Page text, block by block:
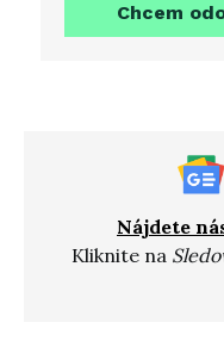
Chcem
Nájdete
Kliknite na